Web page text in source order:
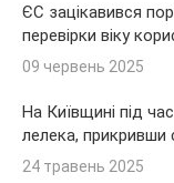
ЄС зацікавився
перевірки віку
09 червень 2025
На Київщині під
лелека,
24 травень 2025